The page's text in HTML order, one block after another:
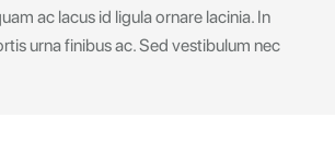
ac lacus id ligula ornare lacinia. In
urna finibus ac. Sed vestibulum nec